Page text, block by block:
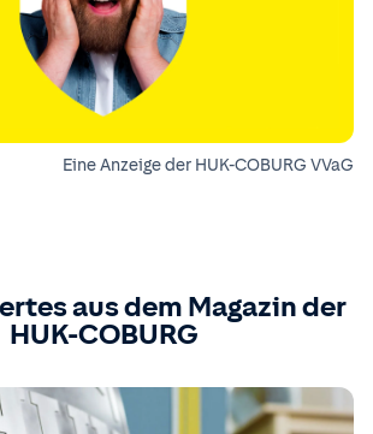
Eine Anzeige der HUK-COBURG VVaG
aus dem Magazin der
HUK-COBURG